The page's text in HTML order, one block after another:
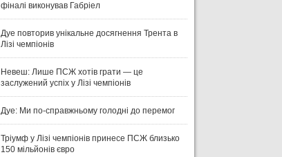
фіналі виконував Габріел
Дуе повторив унікальне досягнення Трента в
Лізі чемпіонів
Невеш: Лише ПСЖ хотів грати — це
заслужений успіх у Лізі чемпіонів
Дуе: Ми по-справжньому голодні до перемог
Тріумф у Лізі чемпіонів принесе ПСЖ близько
150 мільйонів євро